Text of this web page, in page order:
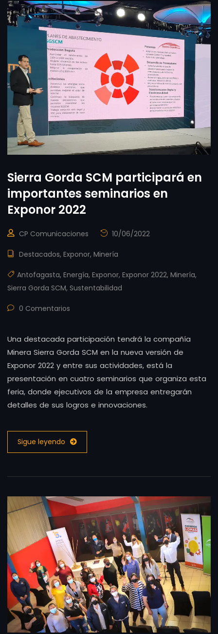
Sierra Gorda SCM participará en
importantes seminarios en
Exponor 2022
CP Comunicaciones 10/06/2022
Destacados, Exponor, Minería
Antofagasta, Energía, Exponor, Exponor 2022, Minería,
Sierra Gorda SCM, Sustentabilidad
0 Comentarios
Una destacada participación tendrá la compañía
Minera Sierra Gorda SCM en la nueva versión de
Exponor 2022 y entre sus actividades, está la
presentación en cuatro seminarios que organiza esta
feria, donde ejecutivos de la empresa entregarán
detalles de sus logros e innovaciones.
Sigue leyendo